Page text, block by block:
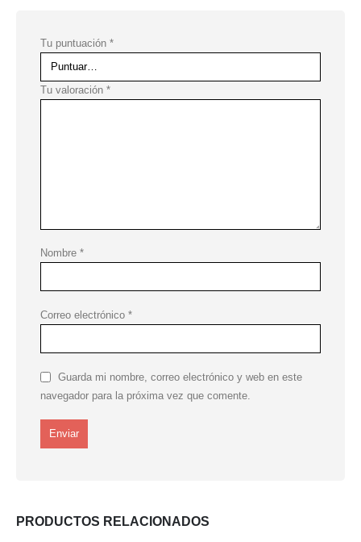
Tu puntuación *
Tu valoración *
Nombre *
Correo electrónico *
Guarda mi nombre, correo electrónico y web en este
navegador para la próxima vez que comente.
PRODUCTOS RELACIONADOS